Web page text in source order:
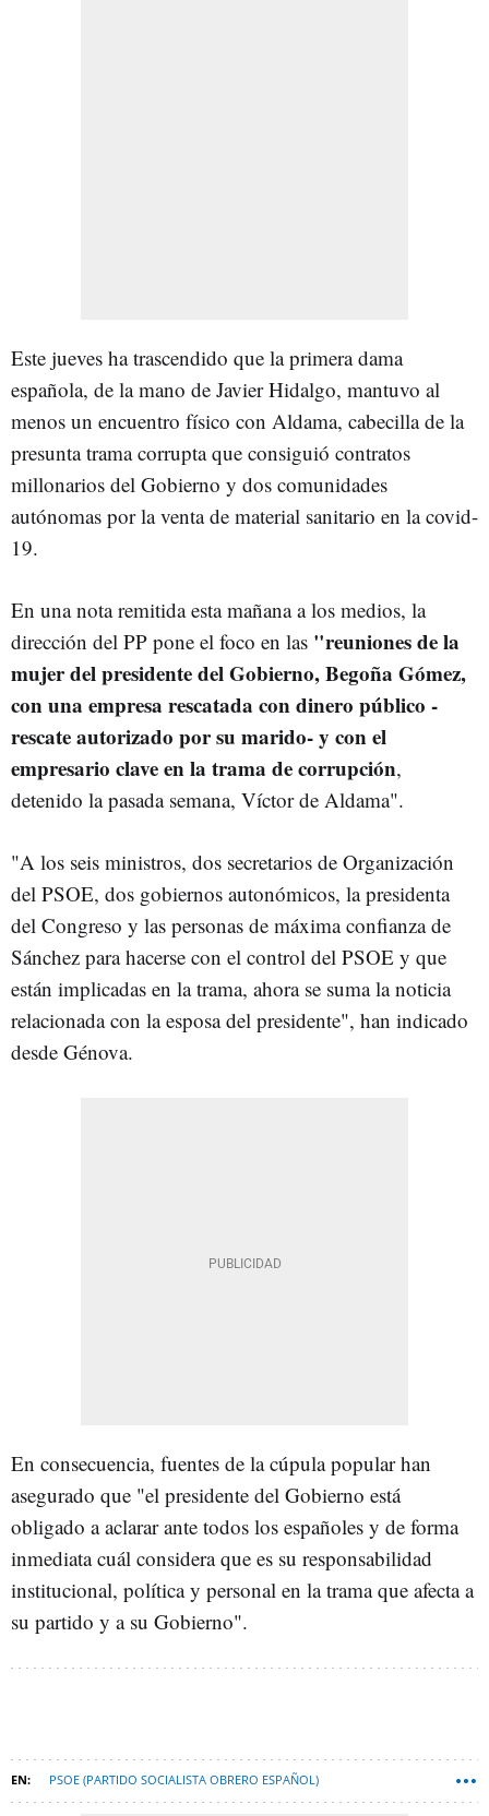
Este jueves ha trascendido que la primera dama
española, de la mano de Javier Hidalgo, mantuvo al
menos un encuentro físico con Aldama, cabecilla de la
presunta trama corrupta que consiguió contratos
millonarios del Gobierno y dos comunidades
autónomas por la venta de material sanitario en la covid-
19.
En una nota remitida esta mañana a los medios, la
dirección del PP pone el foco en las "reuniones de la
mujer del presidente del Gobierno, Begoña Gómez,
con una empresa rescatada con dinero público -
rescate autorizado por su marido- y con el
empresario clave en la trama de corrupción,
detenido la pasada semana, Víctor de Aldama".
"A los seis ministros, dos secretarios de Organización
del PSOE, dos gobiernos autonómicos, la presidenta
del Congreso y las personas de máxima confianza de
Sánchez para hacerse con el control del PSOE y que
están implicadas en la trama, ahora se suma la noticia
relacionada con la esposa del presidente", han indicado
desde Génova.
En consecuencia, fuentes de la cúpula popular han
asegurado que "el presidente del Gobierno está
obligado a aclarar ante todos los españoles y de forma
inmediata cuál considera que es su responsabilidad
institucional, política y personal en la trama que afecta a
su partido y a su Gobierno".
PSOE (PARTIDO SOCIALISTA OBRERO ESPAÑOL)